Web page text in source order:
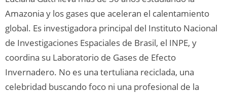
Amazonia y los gases que aceleran el calentamiento
global. Es investigadora principal del Instituto Nacional
de Investigaciones Espaciales de Brasil, el INPE, y
coordina su Laboratorio de Gases de Efecto
Invernadero. No es una tertuliana reciclada, una
celebridad buscando foco ni una profesional de la